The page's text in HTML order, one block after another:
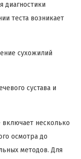
диагностики
теста возникает
сухожилий
сустава и
включает несколько
осмотра до
методов. Для